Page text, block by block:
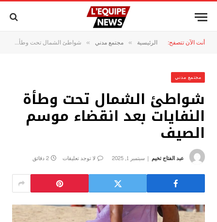
أنت الآن تتصفح: الرئيسية » مجتمع مدني » شواطئ الشمال تحت وطأة النفايات بعد انقضاء موسم الصيف
مجتمع مدني
شواطئ الشمال تحت وطأة
النفايات بعد انقضاء موسم
الصيف
عبد الفتاح تخيم سبتمبر 1, 2025 لا توجد تعليقات 2 دقائق